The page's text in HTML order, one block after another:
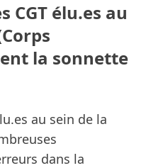
CGT élu.es au
la sonnette
au sein de la
dans la